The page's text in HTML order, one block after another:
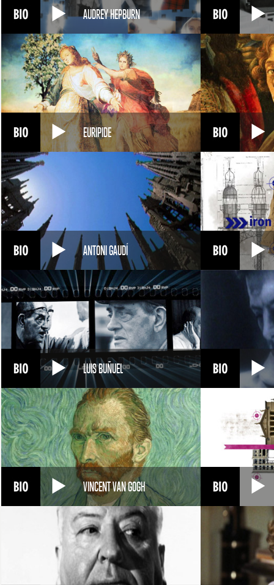
AUDREY HEPBURN
EURIPIDE
ANTONI GAUDÍ
LUIS BUÑUEL
VINCENT VAN GOGH